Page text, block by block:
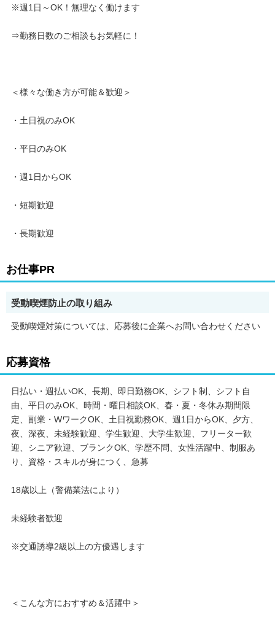
■安全確認
★未経験でも研修があるので安心！
★現場が終われば直行直帰OK！
＜ 初期費用は会社が負担 ＞
安全靴・誘導棒・健康診断・雨がっぱ等
必要な装備品は会社でご用意しております。
＜ 資格取得を目指す方にもサポートあり ＞
交通2級、列車見張り員など、資格研修制度あり！
＜ 誰でも安心してスタートできます ＞
初日は営業担当が現場まで同行◎
「未経験からでもちゃんと働けるの？」
「困ったときは助けてもらえるの？」
⇒そんな方々の不安や疑問にシッカリ対応◎
※週1日～OK！無理なく働けます
⇒勤務日数のご相談もお気軽に！
＜様々な働き方が可能＆歓迎＞
・土日祝のみOK
・平日のみOK
・週1日からOK
・短期歓迎
・長期歓迎
お仕事PR
受動喫煙防止の取り組み
受動喫煙対策については、応募後に企業へお問い合わせください
応募資格
日払い・週払いOK、長期、即日勤務OK、シフト制、シフト自
由、平日のみOK、時間・曜日相談OK、春・夏・冬休み期間限
定、副業・WワークOK、土日祝勤務OK、週1日からOK、夕方、
夜、深夜、未経験歓迎、学生歓迎、大学生歓迎、フリーター歓
迎、シニア歓迎、ブランクOK、学歴不問、女性活躍中、制服あ
り、資格・スキルが身につく、急募
18歳以上（警備業法により）
未経験者歓迎
※交通誘導2級以上の方優遇します
＜こんな方におすすめ＆活躍中＞